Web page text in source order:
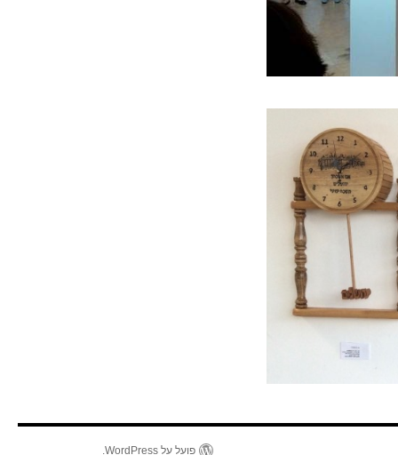
פועל על WordPress.